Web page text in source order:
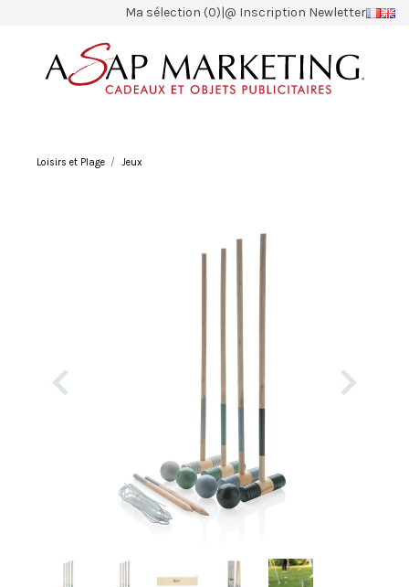
Ma sélection (0)|@ Inscription Newletter
Loisirs et Plage Jeux